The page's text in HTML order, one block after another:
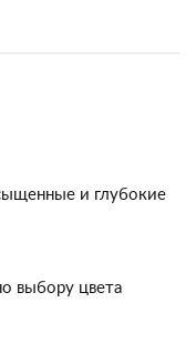
и глубокие
выбору цвета